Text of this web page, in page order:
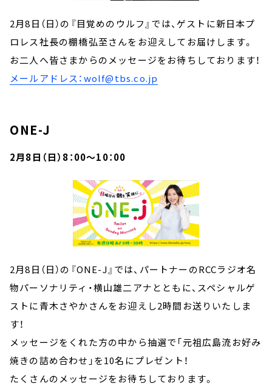
2月8日（日）の『目覚めのウルフ』では、ゲストに新日本プ
ロレス社長の棚橋弘至さんをお迎えしてお届けします。
お二人へ皆さまからのメッセージをお待ちしております！
メールアドレス：wolf@tbs.co.jp
ONE-J
2月8日（日）8：00～10：00
2月8日（日）の『ONE-J』では、パートナーのRCCラジオ名
物パーソナリティ・横山雄二アナとともに、スペシャルゲ
ストに青木さやかさんをお迎えし2時間お送りいたしま
す！
メッセージをくれた方の中から抽選で「元祖広島流お好み
焼きの詰め合わせ」を10名にプレゼント！
たくさんのメッセージをお待ちしております。